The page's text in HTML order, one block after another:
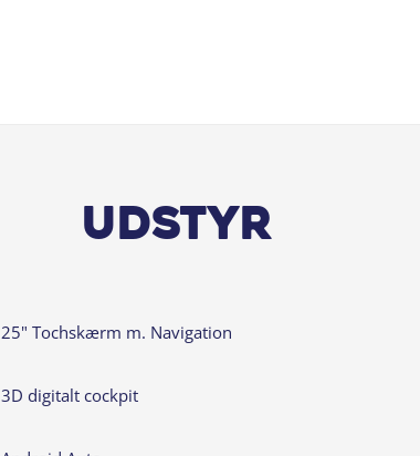
Udstyr
25" Tochskærm m. Navigation
3D digitalt cockpit